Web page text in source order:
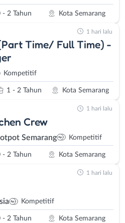
- 2 Tahun Kota Semarang
Time/ Full Time) -
Kompetitif
1 - 2 Tahun Kota Semarang
1 hari lalu
Crew
Semarang Kompetitif
- 2 Tahun Kota Semarang
1 hari lalu
Kompetitif
- 2 Tahun Kota Semarang
1 hari lalu